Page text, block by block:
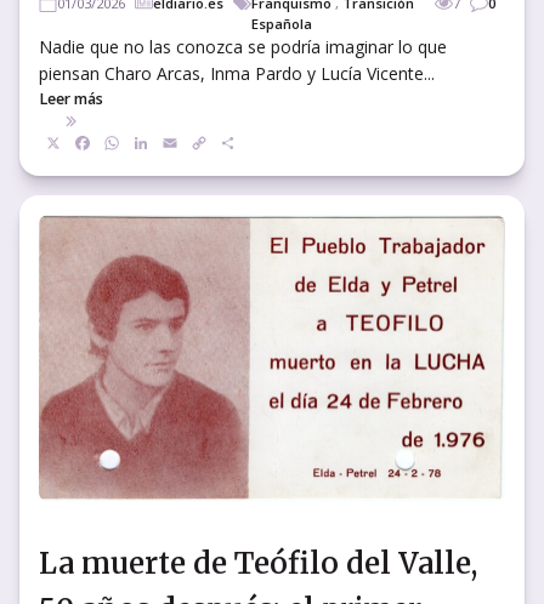
Española
Nadie que no las conozca se podría imaginar lo que
piensan Charo Arcas, Inma Pardo y Lucía Vicente...
Leer más
Facebook
WhatsApp
LinkedIn
EmailCopy
La muerte de Teófilo del Valle,